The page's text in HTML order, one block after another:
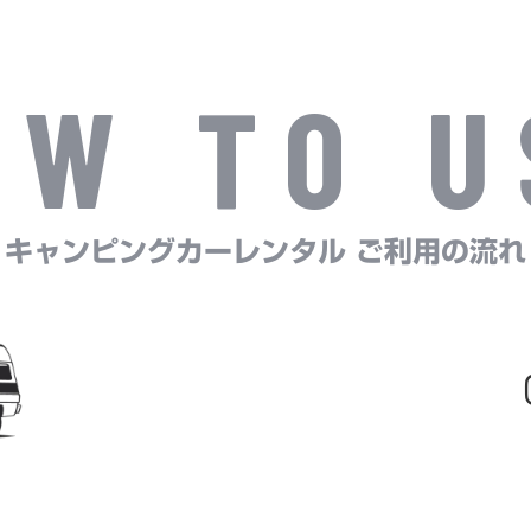
TO
キャンピングカーレンタル ご利用の流れ